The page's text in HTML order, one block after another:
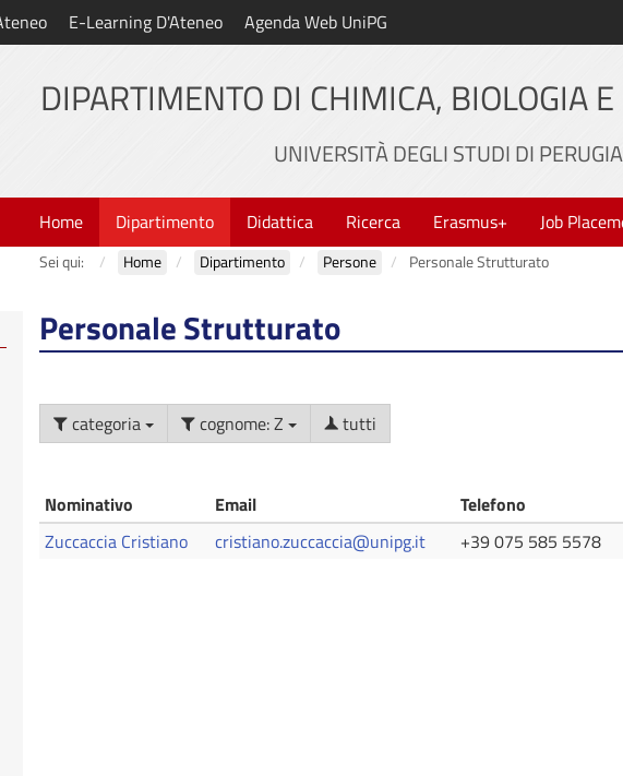
AteneoE-Learning D'Ateneo Agenda Web UniPG
DIPARTIMENTO DI CHIMICA, BIOLOGIA
UNIVERSITÀ DEGLI STUDI DI PERUGIA
Home Dipartimento Didattica Ricerca Erasmus+ Job
Sei qui: Home Dipartimento Persone Personale Strutturato
Personale Strutturato
categoria cognome: Z tutti
Nominativo Email Telefono
Zuccaccia Cristiano
cristiano.zuccaccia@unipg.it +39 075 585 5578